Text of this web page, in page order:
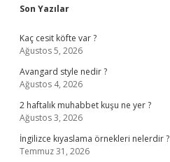
Sidebar
Son Yazılar
Kaç cesit köfte var ?
Ağustos 5, 2026
Avangard style nedir ?
Ağustos 4, 2026
2 haftalık muhabbet kuşu ne yer ?
Ağustos 3, 2026
İngilizce kıyaslama örnekleri nelerdir ?
Temmuz 31, 2026